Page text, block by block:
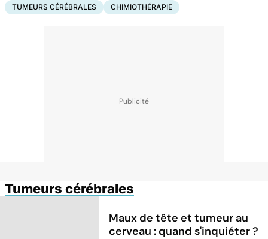
TUMEURS CÉRÉBRALES CHIMIOTHÉRAPIE
Tumeurs cérébrales
Maux de tête et tumeur au
cerveau : quand s'inquiéter ?